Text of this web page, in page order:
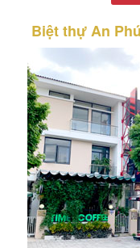
Biệt thự An